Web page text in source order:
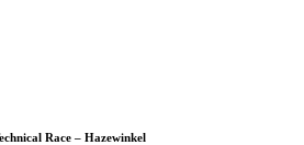
Race – Hazewinkel